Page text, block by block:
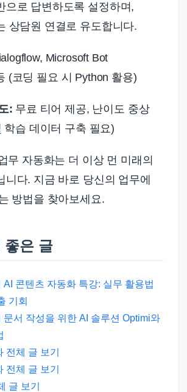
으로 답변하도록 설정하며,
상담원 연결로 유도합니다.
Microsoft Bot
(코딩 필요 시 Python 활용)
: 무료 티어 제공, 난이도 중상
학습 데이터 구축 필요)
무 자동화는 더 이상 먼 미래의
니다. 지금 바로 당신의 업무에
방법을 찾아보세요.
좋은 글
AI 콘텐츠 자동화 특강: 실무 활용법
기회
문서 작성을 위한 AI 솔루션 Optimi와
전체 글 보기
전체 글 보기
글 보기